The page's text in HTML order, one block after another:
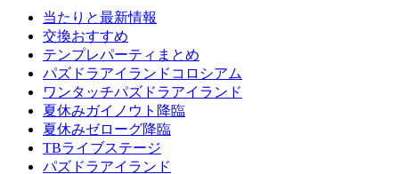
当たりと最新情報
交換おすすめ
テンプレパーティまとめ
パズドラアイランドコロシアム
ワンタッチパズドラアイランド
夏休みガイノウト降臨
夏休みゼローグ降臨
TBライブステージ
パズドラアイランド